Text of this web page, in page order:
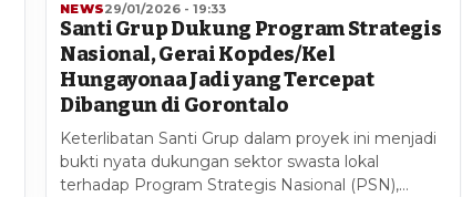
NEWS29/01/2026 - 19:33
Santi Grup Dukung Program Strategis
Nasional, Gerai Kopdes/Kel
Hungayonaa Jadi yang Tercepat
Dibangun di Gorontalo
Keterlibatan Santi Grup dalam proyek ini menjadi
bukti nyata dukungan sektor swasta lokal
terhadap Program Strategis Nasional (PSN),…